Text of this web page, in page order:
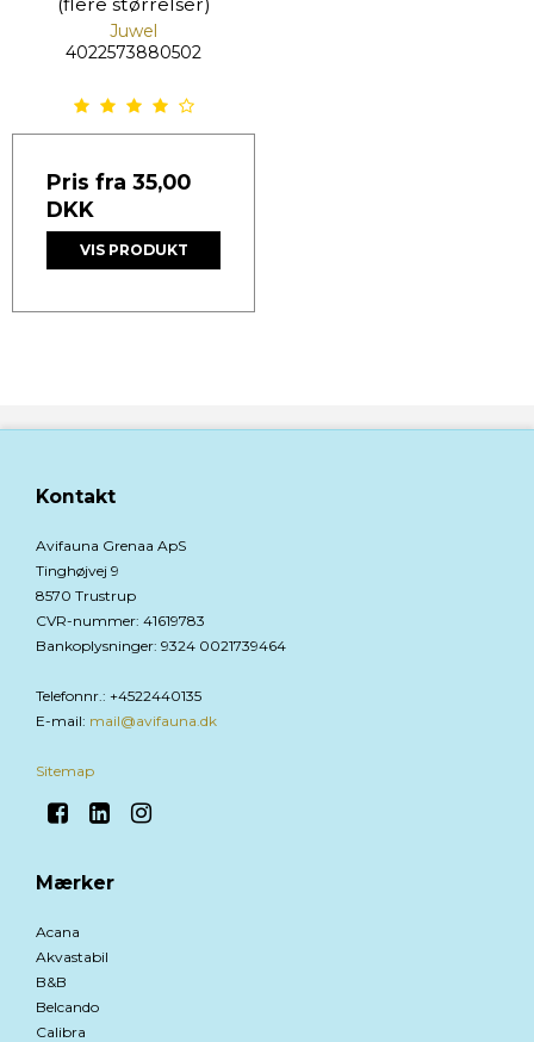
Juwel
4022573880502
Pris fra 35,00
DKK
VIS PRODUKT
Kontakt
Avifauna Grenaa ApS
Tinghøjvej 9
8570 Trustrup
CVR-nummer: 41619783
Bankoplysninger: 9324 0021739464
Telefonnr. : +4522440135
E-mail: mail@avifauna.dk
Sitemap
Mærker
Acana
Akvastabil
B&B
Belcando
Calibra